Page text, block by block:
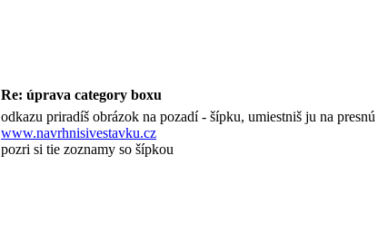
Re: úprava category boxu
odkazu priradíš obrázok na pozadí - šípku, umiestniš ju na
www.navrhnisivestavku.cz
pozri si tie zoznamy so šípkou